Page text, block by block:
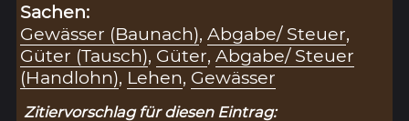
Sachen:
Gewässer (Baunach),Abgabe/ Steuer,
Güter (Tausch), Güter,Abgabe/ Steuer
(Handlohn), Lehen, Gewässer
Zitiervorschlag für diesen Eintrag: